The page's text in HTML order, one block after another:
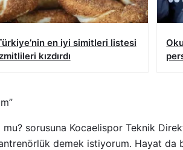
en iyi simitleri listesi
kızdırdı
sorusuna Kocaelispor Teknik
demek istiyorum. Hayat da